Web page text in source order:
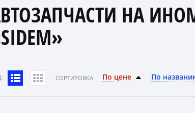
НА
CОРТИРОВКА: По цене По